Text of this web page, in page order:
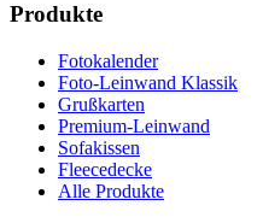
Produkte
Fotokalender
Foto-Leinwand Klassik
Grußkarten
Premium-Leinwand
Sofakissen
Fleecedecke
Alle Produkte